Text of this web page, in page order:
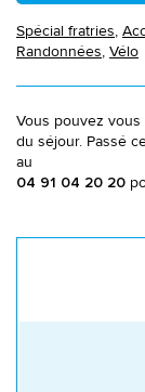
Spécial fratries,
Randonnées, Vélo
Vous pouvez
du séjour. Passé
au
04 91 04 20 20